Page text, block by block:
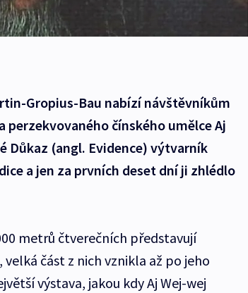
Gropius-Bau nabízí návštěvníkům
čínského umělce Aj
Důkaz (angl. Evidence) výtvarník
a jen za prvních deset dní ji zhlédlo
metrů čtverečních představují
část z nich vznikla až po jeho
výstava, jakou kdy Aj Wej-wej